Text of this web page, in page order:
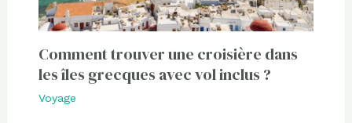
Comment trouver une croisière dans
les îles grecques avec vol inclus ?
Voyage